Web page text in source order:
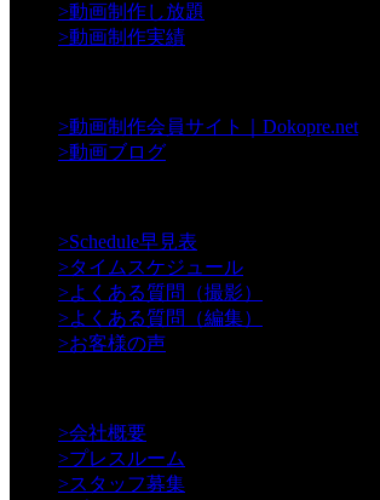
>動画制作し放題
>動画制作実績
>動画制作会員サイト｜Dokopre.net
>動画ブログ
>Schedule早見表
>タイムスケジュール
>よくある質問（撮影）
>よくある質問（編集）
>お客様の声
>会社概要
>プレスルーム
>スタッフ募集